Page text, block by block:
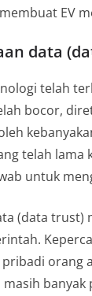
EV
data
telah
bocor,
telah
untuk
(data
orang